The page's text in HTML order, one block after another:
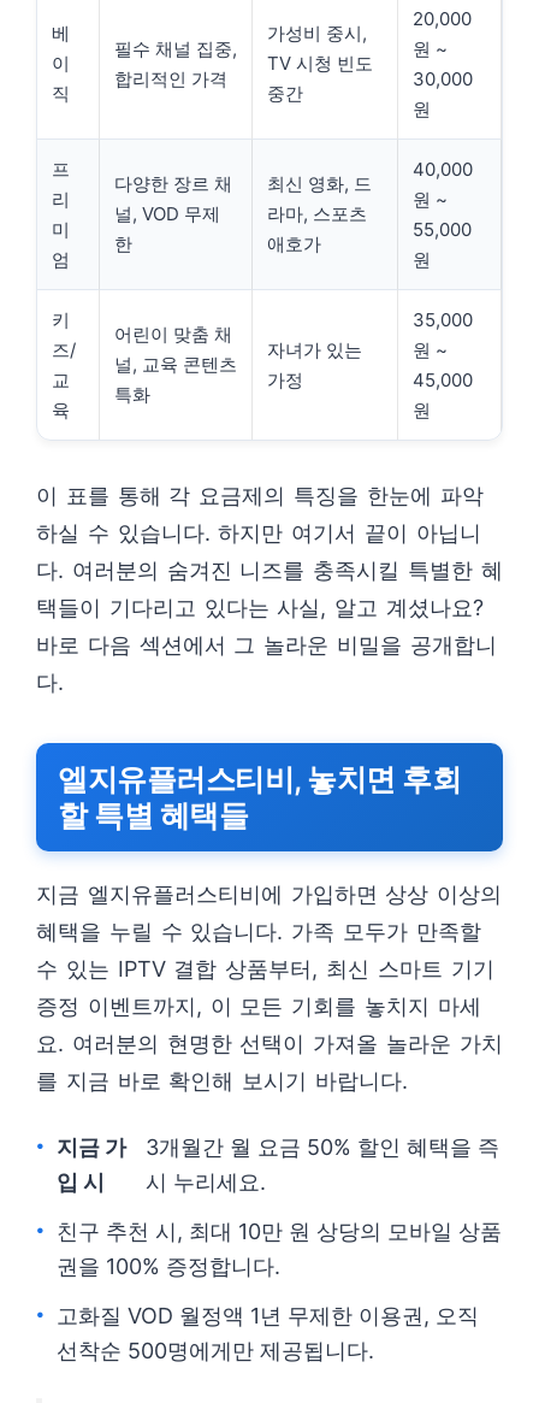
베
이
직
필수 채널 집중,
합리적인 가격
가성비 중시,
TV 시청 빈도
중간
20,000
원 ~
30,000
원
프
리
미
엄
다양한 장르 채
널, VOD 무제
한
최신 영화, 드
라마, 스포츠
애호가
40,000
원 ~
55,000
원
키
즈/
교
육
어린이 맞춤 채
널, 교육 콘텐츠
특화
자녀가 있는
가정
35,000
원 ~
45,000
원
이 표를 통해 각 요금제의 특징을 한눈에 파악
하실 수 있습니다. 하지만 여기서 끝이 아닙니
다. 여러분의 숨겨진 니즈를 충족시킬 특별한 혜
택들이 기다리고 있다는 사실, 알고 계셨나요?
바로 다음 섹션에서 그 놀라운 비밀을 공개합니
다.
엘지유플러스티비, 놓치면 후회
할 특별 혜택들
지금 엘지유플러스티비에 가입하면 상상 이상의
혜택을 누릴 수 있습니다. 가족 모두가 만족할
수 있는 IPTV 결합 상품부터, 최신 스마트 기기
증정 이벤트까지, 이 모든 기회를 놓치지 마세
요. 여러분의 현명한 선택이 가져올 놀라운 가치
를 지금 바로 확인해 보시기 바랍니다.
지금 가
입 시
3개월간 월 요금 50% 할인 혜택을 즉
시 누리세요.
친구 추천 시, 최대 10만 원 상당의 모바일 상품
권을 100% 증정합니다.
고화질 VOD 월정액 1년 무제한 이용권, 오직
선착순 500명에게만 제공됩니다.